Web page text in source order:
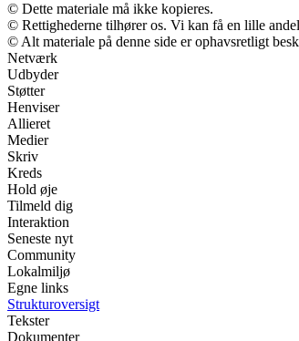
© Dette materiale må ikke kopieres.
© Rettighederne tilhører os. Vi kan få en lille
© Alt materiale på denne side er ophavsretligt
Netværk
Udbyder
Støtter
Henviser
Allieret
Medier
Skriv
Kreds
Hold øje
Tilmeld dig
Interaktion
Seneste nyt
Community
Lokalmiljø
Egne links
Strukturoversigt
Tekster
Dokumenter